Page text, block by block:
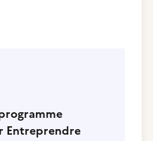
Entreprendre